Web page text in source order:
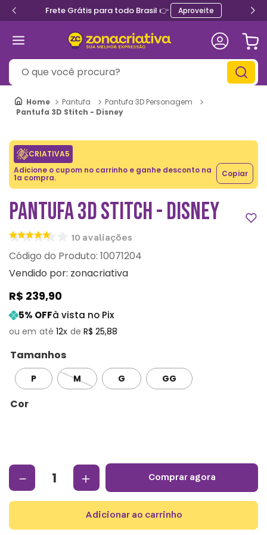
Frete Grátis para todo Brasil 👉 Aproveite
O que você procura?
Pantufa
Pantufa 3D Personagem
Pantufa 3D Stitch - Disney
CRIATIVA5
Adicione o cupom no carrinho e ganhe desconto na
1a compra. Copiar
PANTUFA 3D STITCH - DISNEY
10 avaliações
: 10071204
Vendido por: zonacriativa
R$ 239,90
5% OFFà vista no Pix
12 R$ 25,88
Tamanhos
P M G GG
Cor
＋
－ comprar agora
adicionar ao carrinho